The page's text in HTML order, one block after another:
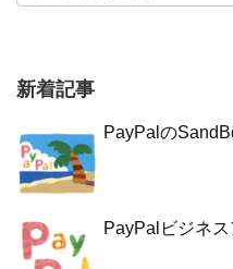
新着記事
PayPalの
PayPalビジネ